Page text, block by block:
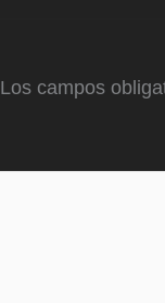
Los campos